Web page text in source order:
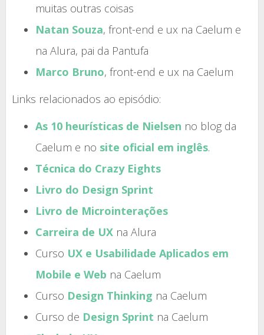
muitas outras coisas
Natan Souza, front-end e ux na Caelum e
na Alura, pai da Pantufa
Marco Bruno, front-end e ux na Caelum
Links relacionados ao episódio:
As 10 heurísticas de Nielsen no blog da
Caelum e no site oficial em inglês.
Técnica do Crazy Eights
Livro do Design Sprint
Livro de Microinterações
Carreira de UX na Alura
Curso UX e Usabilidade Aplicados em
Mobile e Web na Caelum
Curso Design Thinking na Caelum
Curso de Design Sprint na Caelum